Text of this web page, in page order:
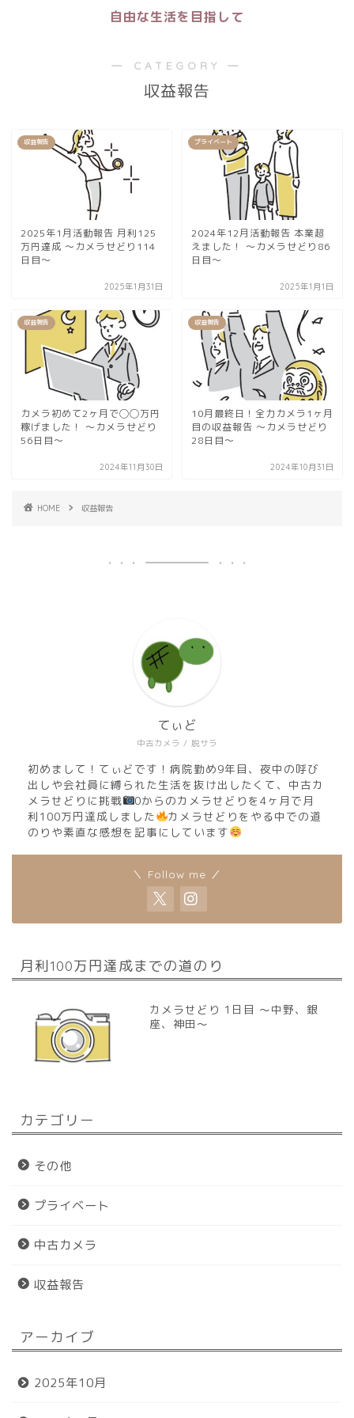
自由な生活を目指して
― CATEGORY ―
収益報告
収益報告
2025年1月活動報告 月利125
万円達成 〜カメラせどり114
日目〜
2025年1月31日
プライベート
2024年12月活動報告 本業超
えました！ 〜カメラせどり86
日目〜
2025年1月1日
収益報告
カメラ初めて2ヶ月で◯◯万円
稼げました！ 〜カメラせどり
56日目〜
2024年11月30日
収益報告
10月最終日！全力カメラ1ヶ月
目の収益報告 〜カメラせどり
28日目〜
2024年10月31日
HOME 収益報告
中古カメラ / 脱サラ
てぃど
初めまして！てぃどです！病院勤め9年目、夜中の呼び
出しや会社員に縛られた生活を抜け出したくて、中古カ
メラせどりに挑戦
0からのカメラせどりを4ヶ月で月
利100万円達成しました
カメラせどりをやる中での道
のりや素直な感想を記事にしています
＼ Follow me ／
月利100万円達成までの道のり
カメラせどり 1日目 〜中野、銀
座、神田〜
カテゴリー
その他
プライベート
中古カメラ
収益報告
アーカイブ
2025年10月